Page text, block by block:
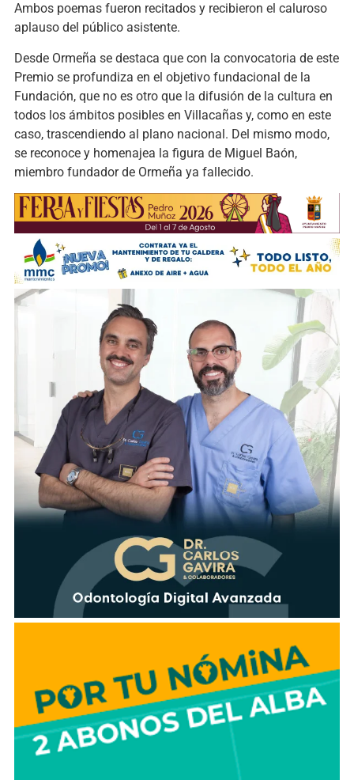
Ambos poemas fueron recitados y recibieron el caluroso
aplauso del público asistente.
Desde Ormeña se destaca que con la convocatoria de este
Premio se profundiza en el objetivo fundacional de la
Fundación, que no es otro que la difusión de la cultura en
todos los ámbitos posibles en Villacañas y, como en este
caso, trascendiendo al plano nacional. Del mismo modo,
se reconoce y homenajea la figura de Miguel Baón,
miembro fundador de Ormeña ya fallecido.